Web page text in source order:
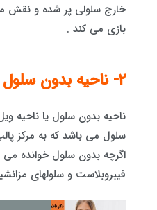
خارج سلولی پر شده و نقش
بازی می کند .
٢- ناحیه بدون سلول
ناحیه بدون سلول یا ناحیه
سلول می باشد که به مرکز
اگرچه بدون سلول خوانده
فیبروبلاست و سلولهای